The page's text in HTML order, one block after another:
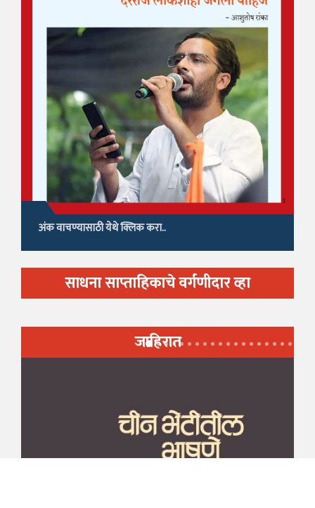
अंक वाचण्यासाठी येथे क्लिक करा..
साधना साप्ताहिकाचे वर्गणीदार व्हा
जाहिरात